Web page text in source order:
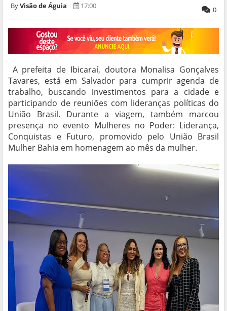
Visão de Águia 17:00 0
A prefeita de Ibicaraí, doutora Monalisa Gonçalves
Tavares, está em Salvador para cumprir agenda de
trabalho, buscando investimentos para a cidade e
participando de reuniões com lideranças políticas do
União Brasil. Durante a viagem, também marcou
presença no evento Mulheres no Poder: Liderança,
Conquistas e Futuro, promovido pelo União Brasil
Mulher Bahia em homenagem ao mês da mulher.